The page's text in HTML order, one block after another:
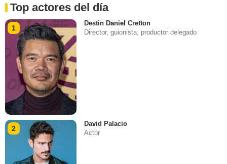
Top actores del día
1
Destin Daniel Cretton
Director, guionista, productor delegado
2
David Palacio
Actor